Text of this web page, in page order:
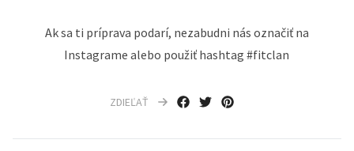
Ak sa ti príprava podarí, nezabudni nás označiť na
Instagrame alebo použiť hashtag #fitclan
ZDIEĽAŤ